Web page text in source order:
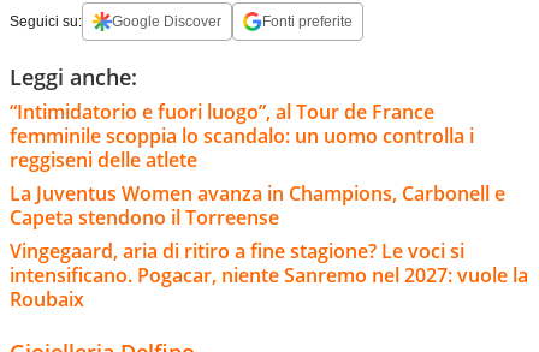
Seguici su: Google Discover Fonti preferite
Leggi anche:
“Intimidatorio e fuori luogo”, al Tour de France
femminile scoppia lo scandalo: un uomo controlla i
reggiseni delle atlete
La Juventus Women avanza in Champions, Carbonell e
Capeta stendono il Torreense
Vingegaard, aria di ritiro a fine stagione? Le voci si
intensificano. Pogacar, niente Sanremo nel 2027: vuole la
Roubaix